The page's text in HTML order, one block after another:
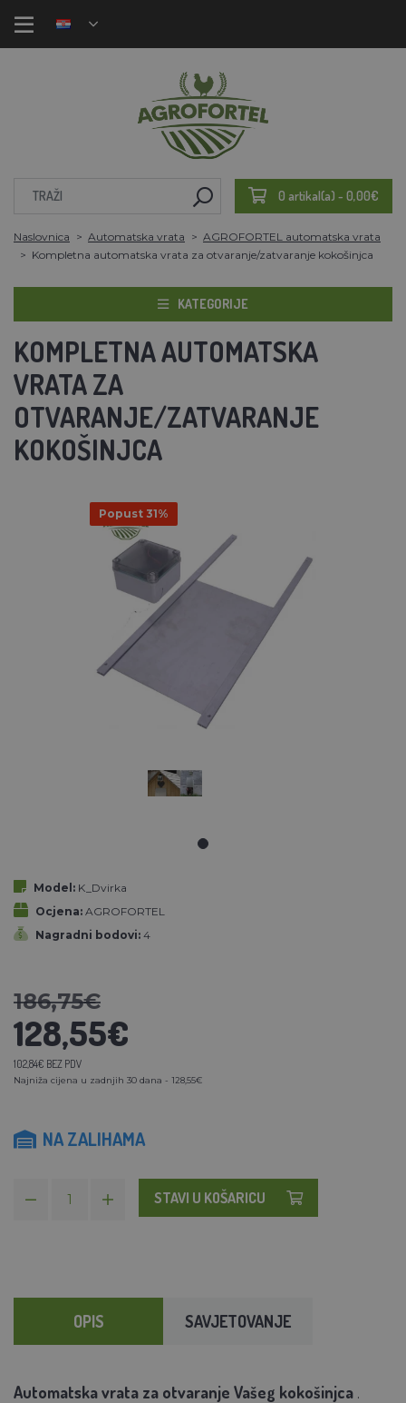
0 artikal(a) - 0,00€
Naslovnica Automatska vrata
AGROFORTEL automatska vrata
Kompletna automatska vrata za otvaranje/zatvaranje kokošinjca
KATEGORIJE
KOMPLETNA AUTOMATSKA
VRATA ZA
OTVARANJE/ZATVARANJE
KOKOŠINJCA
Popust 31%
Model: K_Dvirka
Ocjena: AGROFORTEL
Nagradni bodovi: 4
186,75€
128,55€
102,84€ BEZ PDV
Najniža cijena u zadnjih 30 dana - 128,55€
NA ZALIHAMA
STAVI U KOŠARICU
OPIS SAVJETOVANJE
Automatska vrata za otvaranje Vašeg kokošinjca .